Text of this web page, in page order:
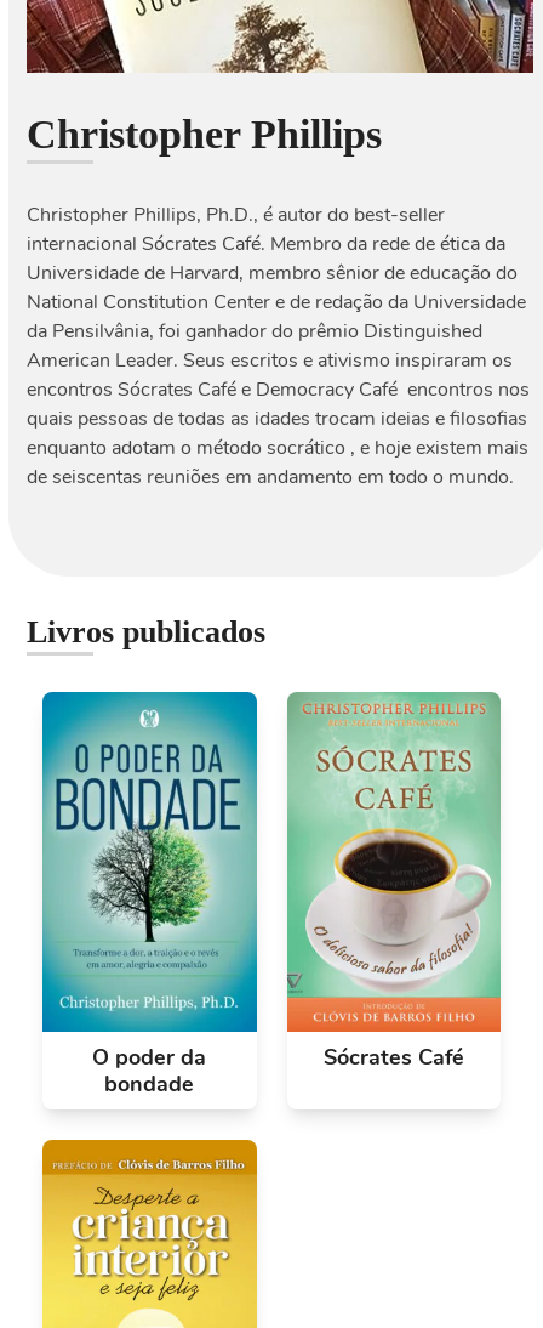
Christopher Phillips
Christopher Phillips, Ph.D., é autor do best-seller
internacional Sócrates Café. Membro da rede de ética da
Universidade de Harvard, membro sênior de educação do
National Constitution Center e de redação da Universidade
da Pensilvânia, foi ganhador do prêmio Distinguished
American Leader. Seus escritos e ativismo inspiraram os
encontros Sócrates Café e Democracy Café  encontros nos
quais pessoas de todas as idades trocam ideias e filosofias
enquanto adotam o método socrático , e hoje existem mais
de seiscentas reuniões em andamento em todo o mundo.
Livros publicados
O poder da
bondade
Sócrates Café